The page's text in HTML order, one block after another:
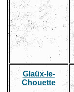
Glaüx-le-
Chouette